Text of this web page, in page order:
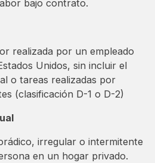
bajo contrato.
realizada por un empleado
Unidos, sin incluir el
o tareas realizadas por
(clasificación D-1 o D-2)
irregular o intermitente
en un hogar privado.